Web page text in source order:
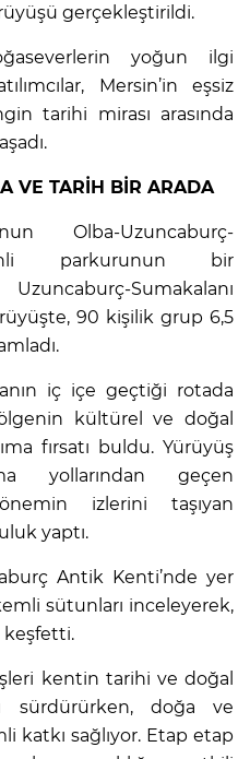
gerçekleştirildi.
yoğun ilgi
Mersin’in eşsiz
tarihi mirası arasında
VE TARİH BİR ARADA
Olba-Uzuncaburç-
parkurunun bir
Sumakalanı
90 kişilik grup 6,5
iç içe geçtiği rotada
kültürel ve doğal
fırsatı buldu. Yürüyüş
yollarından geçen
izlerini taşıyan
yaptı.
Antik Kenti’nde yer
sütunları inceleyerek,
kentin tarihi ve doğal
sürdürürken, doğa ve
katkı sağlıyor. Etap etap